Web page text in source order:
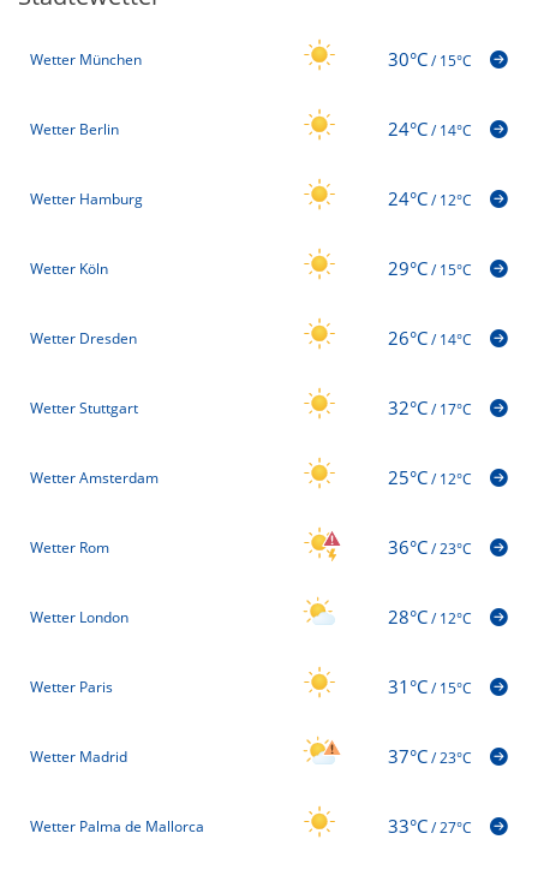
Wetter München 30°C/15°C
Wetter Berlin 24°C/14°C
Wetter Hamburg 24°C/12°C
Wetter Köln 29°C/15°C
Wetter Dresden 26°C/14°C
Wetter Stuttgart 32°C/17°C
Wetter Amsterdam 25°C/12°C
Wetter Rom 36°C/23°C
Wetter London 28°C/12°C
Wetter Paris 31°C/15°C
Wetter Madrid 37°C/23°C
Wetter Palma de Mallorca 33°C/27°C